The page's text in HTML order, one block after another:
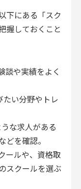
下にある「スク
握しておくこと
談や実績をよく
たい分野やトレ
うな求人がある
を確認。
ールや、資格取
スクールを選ぶ